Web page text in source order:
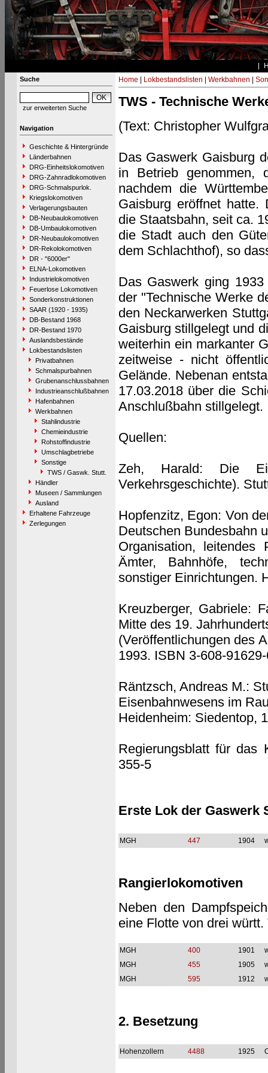
Suche
zur erweiterten Suche
Navigation
Geschichte & Hintergründe
Länderbahnen
DRG-Einheitslokomotiven
DRG-Zahnradlokomotiven
DRG-Schmalspurlok.
Kriegslokomotiven
Verlagerungsbauten
DB-Neubaulokomotiven
DB-Umbaulokomotiven
DR-Neubaulokomotiven
DR-Rekolokomotiven
DR - "6000er"
ELNA-Lokomotiven
Industrielokomotiven
Feuerlose Lokomotiven
Sonderkonstruktionen
SAAR (1920 - 1935)
DB-Bestand 1968
DR-Bestand 1970
Auslandsbestände
Lokbestandslisten
Privatbahnen
Schmalspurbahnen
Grubenanschlussbahnen
Industrieanschlußbahnen
Hafenbahnen
Werkbahnen
Stahlindustrie
Chemieindustrie
Rohstoffindustrie
Umschlagbetriebe
Sonstige
TWS / Gaswk. Stutt.
Händler
Museen / Sammlungen
Ausland
Erhaltene Fahrzeuge
Zerlegungen
Home Lokbestandslisten Werkbahnen
TWS - Technische
(Text: Christopher
Das Gaswerk Gaisburg
in Betrieb genommen,
nachdem die
Gaisburg eröffnet hatte.
die Staatsbahn, seit ca.
die Stadt auch den
dem Schlachthof), so
Das Gaswerk ging
der "Technische Werke
den Neckarwerken
Gaisburg stillgelegt und
weiterhin ein markanter
zeitweise - nicht
Gelände. Nebenan
17.03.2018 über die
Anschlußbahn stillgelegt.
Quellen:
Zeh, Harald: Die
Verkehrsgeschichte).
Hopfenzitz, Egon: Von
Deutschen Bundesbahn
Organisation, leitendes
Ämter, Bahnhöfe,
sonstiger Einrichtungen.
Kreuzberger, Gabriele:
Mitte des 19.
(Veröffentlichungen des
1993. ISBN 3-608-
Räntzsch, Andreas M.:
Eisenbahnwesens im
Heidenheim: Siedentop,
Regierungsblatt für das
355-5
Erste Lok der Gaswerk
MGH 447 1904
Rangierlokomotiven
Neben den
eine Flotte von drei
MGH 400 1901
MGH
455 1905
MGH
595 1912
2. Besetzung
Hohenzollern 4488 1925